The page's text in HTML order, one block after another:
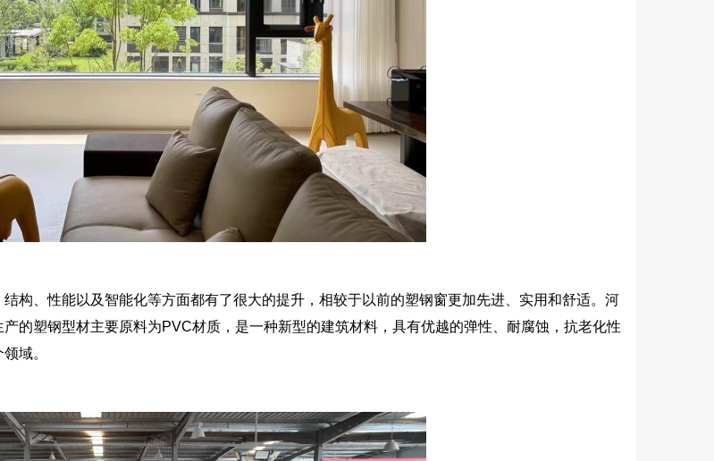
构、性能以及智能化等方面都有了很大的提升，相较于以前的塑钢窗更加先进、实用和舒适。河
的塑钢型材主要原料为PVC材质，是一种新型的建筑材料，具有优越的弹性、耐腐蚀，抗老化性
域。